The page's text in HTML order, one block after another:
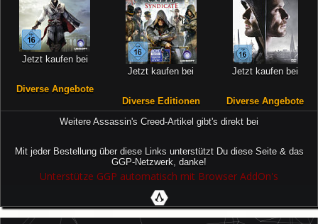
Jetzt kaufen bei
Diverse Angebote
Jetzt kaufen bei
Diverse Editionen
Jetzt kaufen bei
Diverse Angebote
Weitere Assassin's Creed-Artikel gibt's direkt bei
Mit jeder Bestellung über diese Links unterstützt Du diese Seite & das
GGP-Netzwerk, danke!
Unterstütze GGP automatisch mit Browser AddOn's